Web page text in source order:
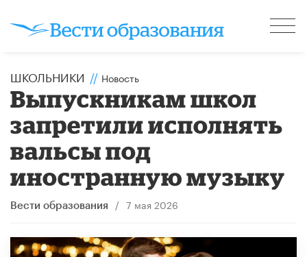
ШКОЛЬНИКИ // Новость
Выпускникам школ
запретили исполнять
вальсы под
иностранную музыку
Вести образования / 7 мая 2026